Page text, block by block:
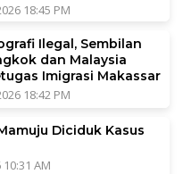
18:45 PM
Ilegal, Sembilan
dan Malaysia
Imigrasi Makassar
18:42 PM
Diciduk Kasus
AM